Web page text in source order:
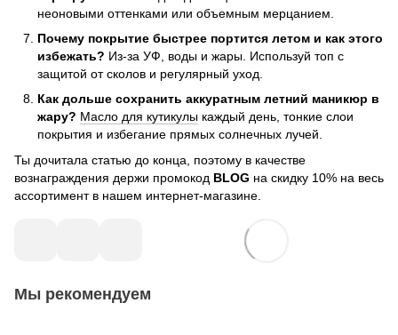
неоновыми оттенками или объемным мерцанием.
Почему покрытие быстрее портится летом и как этого
избежать? Из-за УФ, воды и жары. Используй топ с
защитой от сколов и регулярный уход.
Как дольше сохранить аккуратным летний маникюр в
жару? Масло для кутикулы каждый день, тонкие слои
покрытия и избегание прямых солнечных лучей.
Ты дочитала статью до конца, поэтому в качестве
вознаграждения держи промокод BLOG на скидку 10% на весь
ассортимент в нашем интернет-магазине.
Мы рекомендуем